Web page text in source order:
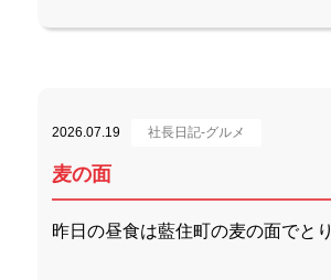
2026.07.19 社長日記-グルメ
麦の面
昨日の昼食は藍住町の麦の面でと